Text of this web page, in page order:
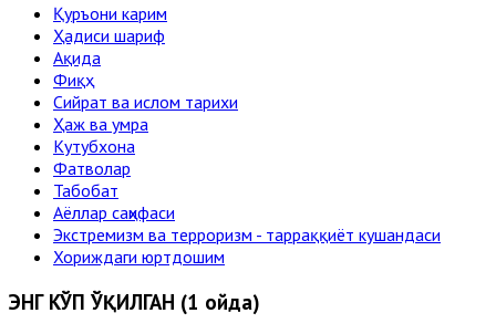
Қуръони карим
Ҳадиси шариф
Ақида
Фиқҳ
Сийрат ва ислом тарихи
Ҳаж ва умра
Кутубхона
Фатволар
Табобат
Аёллар саҳифаси
Экстремизм ва терроризм - тарраққиёт кушандаси
Хориждаги юртдошим
ЭНГ КЎП ЎҚИЛГАН (1 ойда)